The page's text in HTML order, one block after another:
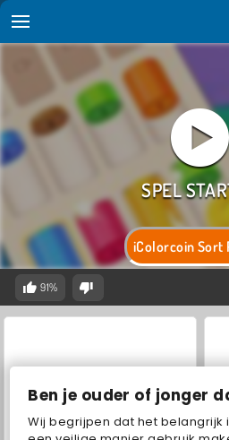
Ben je ouder of jonger
Wij begrijpen dat het
iColorcoin Sort
91%